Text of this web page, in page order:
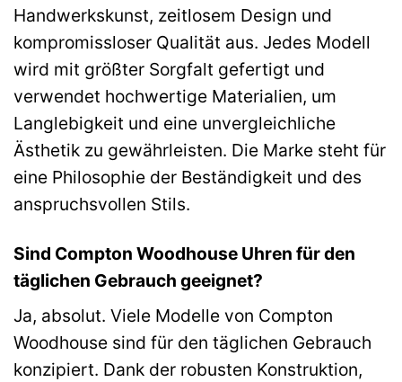
Handwerkskunst, zeitlosem Design und
kompromissloser Qualität aus. Jedes Modell
wird mit größter Sorgfalt gefertigt und
verwendet hochwertige Materialien, um
Langlebigkeit und eine unvergleichliche
Ästhetik zu gewährleisten. Die Marke steht für
eine Philosophie der Beständigkeit und des
anspruchsvollen Stils.
Sind Compton Woodhouse Uhren für den
täglichen Gebrauch geeignet?
Ja, absolut. Viele Modelle von Compton
Woodhouse sind für den täglichen Gebrauch
konzipiert. Dank der robusten Konstruktion,